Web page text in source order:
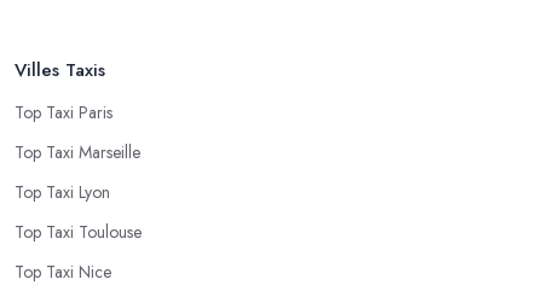
Villes Taxis
Top Taxi Paris
Top Taxi Marseille
Top Taxi Lyon
Top Taxi Toulouse
Top Taxi Nice